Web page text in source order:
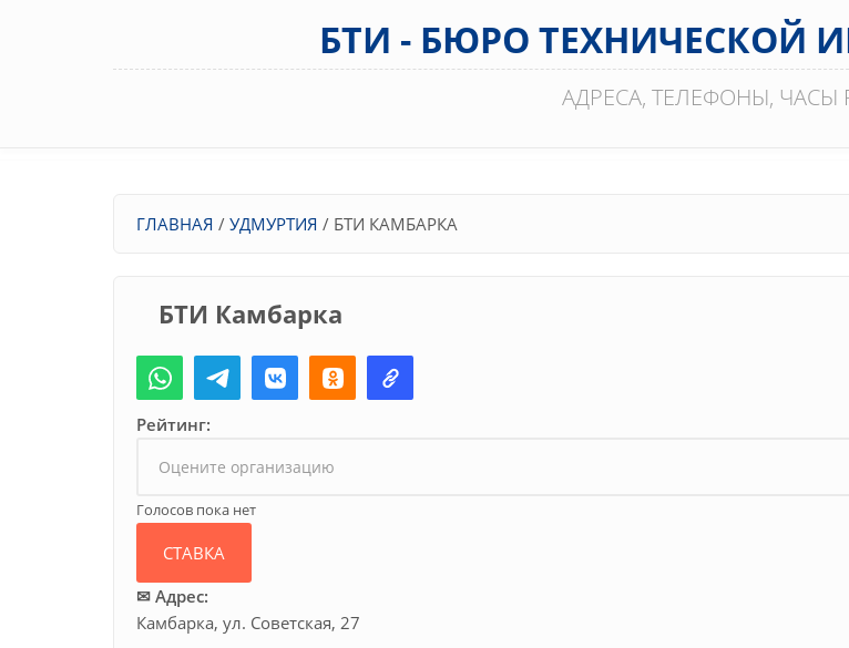
БТИ - БЮРО ТЕХНИЧЕСКОЙ
АДРЕСА, ТЕЛЕФОНЫ, ЧАСЫ
Вы здесь
ГЛАВНАЯ / УДМУРТИЯ / БТИ КАМБАРКА
БТИ Камбарка
Рейтинг:
Голосов пока нет
✉ Адрес:
Камбарка, ул. Советская, 27